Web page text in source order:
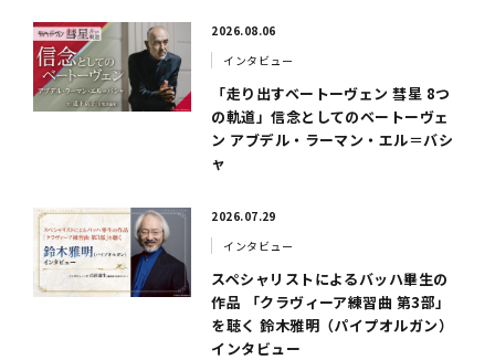
2026.08.06
インタビュー
「走り出すベートーヴェン 彗星 8つ
の軌道」信念としてのベートーヴェ
ン アブデル・ラーマン・エル＝バシ
ャ
2026.07.29
インタビュー
スペシャリストによるバッハ畢生の
作品 「クラヴィーア練習曲 第3部」
を聴く 鈴木雅明（パイプオルガン）
インタビュー